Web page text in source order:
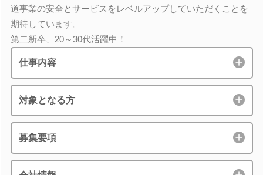
道事業の安全とサービスをレベルアップしていただくことを
期待しています。
第二新卒、20～30代活躍中！
仕事内容
対象となる方
募集要項